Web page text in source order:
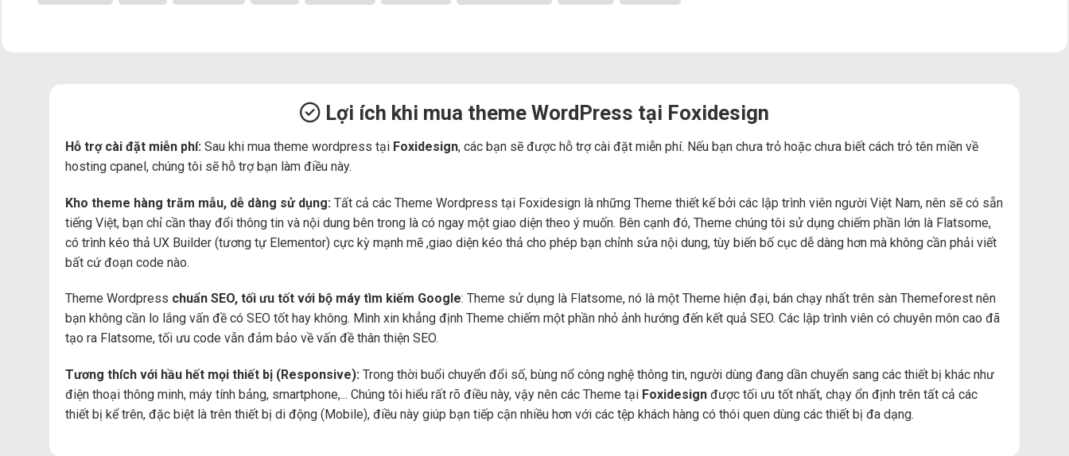
Lợi ích khi mua theme WordPress tại Foxidesign
Hỗ trợ cài đặt miễn phí: Sau khi mua theme wordpress tại Foxidesign, các bạn sẽ được hỗ trợ cài đặt miễn phí. Nếu bạn chưa trỏ hoặc chưa biết cách trỏ tên miền về
hosting cpanel, chúng tôi sẽ hỗ trợ bạn làm điều này.
Kho theme hàng trăm mẫu, dễ dàng sử dụng: Tất cả các Theme Wordpress tại Foxidesign là những Theme thiết kế bởi các lập trình viên người Việt Nam, nên sẽ có sẵn
tiếng Việt, bạn chỉ cần thay đổi thông tin và nội dung bên trong là có ngay một giao diện theo ý muốn. Bên cạnh đó, Theme chúng tôi sử dụng chiếm phần lớn là Flatsome,
có trình kéo thả UX Builder (tương tự Elementor) cực kỳ mạnh mẽ ,giao diện kéo thả cho phép bạn chỉnh sửa nội dung, tùy biến bố cục dễ dàng hơn mà không cần phải viết
bất cứ đoạn code nào.
Theme Wordpress chuẩn SEO, tối ưu tốt với bộ máy tìm kiếm Google: Theme sử dụng là Flatsome, nó là một Theme hiện đại, bán chạy nhất trên sàn Themeforest nên
bạn không cần lo lắng vấn đề có SEO tốt hay không. Mình xin khẳng định Theme chiếm một phần nhỏ ảnh hướng đến kết quả SEO. Các lập trình viên có chuyên môn cao đã
tạo ra Flatsome, tối ưu code vẫn đảm bảo về vấn đề thân thiện SEO.
Tương thích với hầu hết mọi thiết bị (Responsive): Trong thời buổi chuyển đổi số, bùng nổ công nghệ thông tin, người dùng đang dần chuyển sang các thiết bị khác như
điện thoại thông minh, máy tính bảng, smartphone,... Chúng tôi hiểu rất rõ điều này, vậy nên các Theme tại Foxidesign được tối ưu tốt nhất, chạy ổn định trên tất cả các
thiết bị kể trên, đặc biệt là trên thiết bị di động (Mobile), điều này giúp bạn tiếp cận nhiều hơn với các tệp khách hàng có thói quen dùng các thiết bị đa dạng.